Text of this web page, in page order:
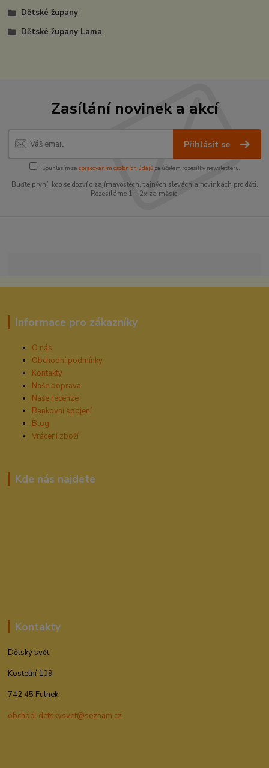
Dětské župany
Dětské župany Lama
Zasílání novinek a akcí
Přihlásit se
Souhlasím se zpracováním osobních údajůza účelem rozesílky newsletteru.
Buďte první, kdo se dozví o zajímavostech, tajných slevách a novinkách pro děti.
Rozesíláme 1 - 2x za měsíc.
Informace pro zákazníky
O nás
Obchodní podmínky
Kontakty
Naše doprava
Naše recenze
Bankovní spojení
Blog
Vrácení zboží
Kde nás najdete
Kontakty
Dětský svět
Kostelní 109
742 45 Fulnek
obchod-detskysvet@seznam.cz